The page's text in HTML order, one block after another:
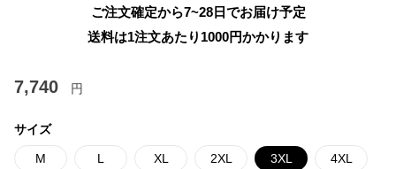
ご注文確定から7~28日でお届け予定
送料は1注文あたり 1000円かかります
7,740 円
サイズ
M L XL 2XL 3XL 4XL